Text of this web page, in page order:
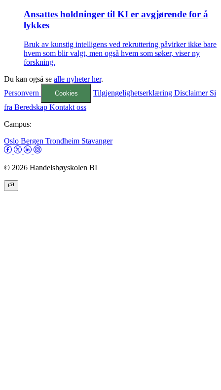
Ansattes holdninger til KI er avgjørende for å
lykkes
Bruk av kunstig intelligens ved rekruttering påvirker ikke bare
hvem som blir valgt, men også hvem som søker, viser ny
forskning.
Du kan også se alle nyheter her.
Personvern
Cookies TilgjengelighetserklæringDisclaimer Si
fra Beredskap Kontakt oss
Campus:
Oslo Bergen Trondheim Stavanger
© 2026 Handelshøyskolen BI